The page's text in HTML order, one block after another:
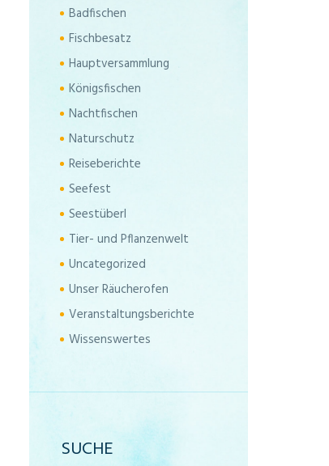
Badfischen
Fischbesatz
Hauptversammlung
Königsfischen
Nachtfischen
Naturschutz
Reiseberichte
Seefest
Seestüberl
Tier- und Pflanzenwelt
Uncategorized
Unser Räucherofen
Veranstaltungsberichte
Wissenswertes
SUCHE